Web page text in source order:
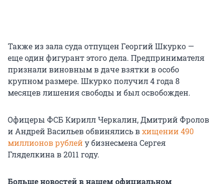
Также из зала суда отпущен Георгий Шкурко —
еще один фигурант этого дела. Предпринимателя
признали виновным в даче взятки в особо
крупном размере. Шкурко получил 4 года 8
месяцев лишения свободы и был освобожден.
Офицеры ФСБ Кирилл Черкалин, Дмитрий Фролов
и Андрей Васильев обвинялись вхищении 490
миллионов рублейу бизнесмена Сергея
Гляделкина в 2011 году.
Больше новостей в нашем официальном